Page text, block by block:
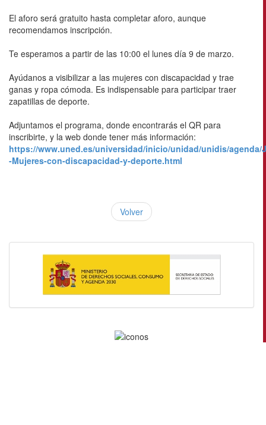
El aforo será gratuito hasta completar aforo, aunque
recomendamos inscripción.
Te esperamos a partir de las 10:00 el lunes día 9 de marzo.
Ayúdanos a visibilizar a las mujeres con discapacidad y trae
ganas y ropa cómoda. Es indispensable para participar traer
zapatillas de deporte.
Adjuntamos el programa, donde encontrarás el QR para
inscribirte, y la web donde tener más información:
https://www.uned.es/universidad/inicio/unidad/unidis/agenda/
-Mujeres-con-discapacidad-y-deporte.html
Volver